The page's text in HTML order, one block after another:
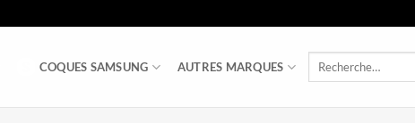
COQUES SAMSUNG AUTRES MARQUES
Recherche